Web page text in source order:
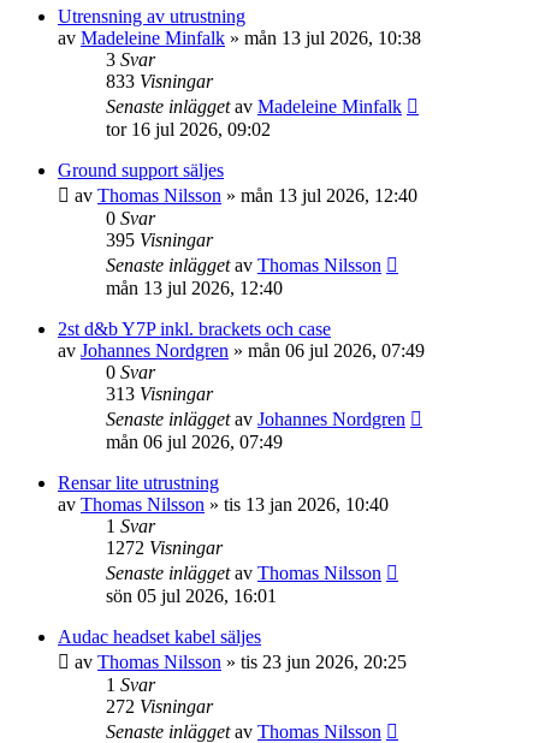
Utrensning av utrustning
av Madeleine Minfalk » mån 13 jul 2026, 10:38
3 Svar
833 Visningar
Senaste inläggetav Madeleine Minfalk
tor 16 jul 2026, 09:02
Ground support säljes
av Thomas Nilsson » mån 13 jul 2026, 12:40
0 Svar
395 Visningar
Senaste inläggetav Thomas Nilsson
mån 13 jul 2026, 12:40
2st d&b Y7P inkl. brackets och case
av Johannes Nordgren » mån 06 jul 2026, 07:49
0 Svar
313 Visningar
Senaste inläggetav Johannes Nordgren
mån 06 jul 2026, 07:49
Rensar lite utrustning
av Thomas Nilsson » tis 13 jan 2026, 10:40
1 Svar
1272 Visningar
Senaste inläggetav Thomas Nilsson
sön 05 jul 2026, 16:01
Audac headset kabel säljes
av Thomas Nilsson » tis 23 jun 2026, 20:25
1 Svar
272 Visningar
Senaste inläggetav Thomas Nilsson